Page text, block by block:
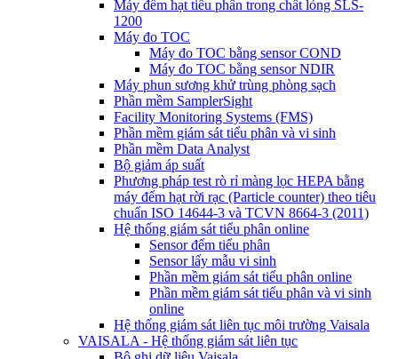
Máy đếm hạt tiểu phân trong chất lỏng SLS-
1200
Máy đo TOC
Máy đo TOC bằng sensor COND
Máy đo TOC bằng sensor NDIR
Máy phun sương khử trùng phòng sạch
Phần mềm SamplerSight
Facility Monitoring Systems (FMS)
Phần mềm giám sát tiểu phân và vi sinh
Phần mềm Data Analyst
Bộ giảm áp suất
Phương pháp test rò rỉ màng lọc HEPA bằng
máy đếm hạt rời rạc (Particle counter) theo tiêu
chuẩn ISO 14644-3 và TCVN 8664-3 (2011)
Hệ thống giám sát tiểu phân online
Sensor đếm tiểu phân
Sensor lấy mẫu vi sinh
Phần mềm giám sát tiểu phân online
Phần mềm giám sát tiểu phân và vi sinh
online
Hệ thống giám sát liên tục môi trường Vaisala
VAISALA - Hệ thống giám sát liên tục